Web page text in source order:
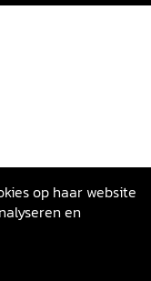
op haar website
en